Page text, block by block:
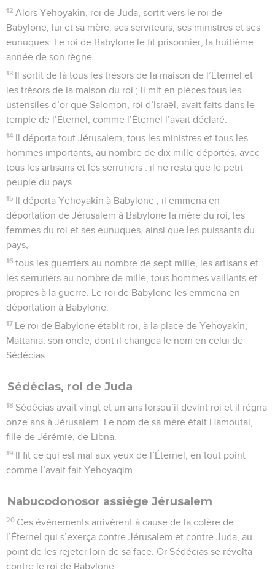
12 Alors Yehoyakîn, roi de Juda, sortit vers le roi de
Babylone, lui et sa mère, ses serviteurs, ses ministres et ses
eunuques. Le roi de Babylone le fit prisonnier, la huitième
année de son règne.
13 Il sortit de là tous les trésors de la maison de l’Éternel et
les trésors de la maison du roi ; il mit en pièces tous les
ustensiles d’or que Salomon, roi d’Israël, avait faits dans le
temple de l’Éternel, comme l’Éternel l’avait déclaré.
14 Il déporta tout Jérusalem, tous les ministres et tous les
hommes importants, au nombre de dix mille déportés, avec
tous les artisans et les serruriers : il ne resta que le petit
peuple du pays.
15 Il déporta Yehoyakîn à Babylone ; il emmena en
déportation de Jérusalem à Babylone la mère du roi, les
femmes du roi et ses eunuques, ainsi que les puissants du
pays,
16 tous les guerriers au nombre de sept mille, les artisans et
les serruriers au nombre de mille, tous hommes vaillants et
propres à la guerre. Le roi de Babylone les emmena en
déportation à Babylone.
17 Le roi de Babylone établit roi, à la place de Yehoyakîn,
Mattania, son oncle, dont il changea le nom en celui de
Sédécias.
Sédécias, roi de Juda
18 Sédécias avait vingt et un ans lorsqu’il devint roi et il régna
onze ans à Jérusalem. Le nom de sa mère était Hamoutal,
fille de Jérémie, de Libna.
19 Il fit ce qui est mal aux yeux de l’Éternel, en tout point
comme l’avait fait Yehoyaqim.
Nabucodonosor assiège Jérusalem
20 Ces événements arrivèrent à cause de la colère de
l’Éternel qui s’exerça contre Jérusalem et contre Juda, au
point de les rejeter loin de sa face. Or Sédécias se révolta
contre le roi de Babylone.